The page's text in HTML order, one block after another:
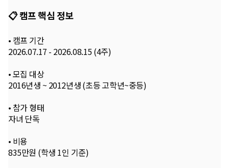
📋 캠프 핵심 정보
• 캠프 기간
2026.07.17 - 2026.08.15 (4주)
• 모집 대상
2016년생 ~ 2012년생 (초등 고학년~중등)
• 참가 형태
자녀 단독
• 비용
835만원 (학생 1인 기준)